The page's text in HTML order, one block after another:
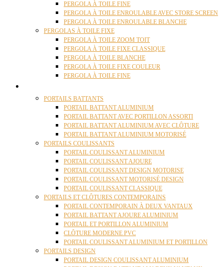
PERGOLA À TOILE FINE
PERGOLA À TOILE ENROULABLE AVEC STORE SCREEN
PERGOLA À TOILE ENROULABLE BLANCHE
PERGOLAS À TOILE FIXE
PERGOLA À TOILE ZOOM TOIT
PERGOLA À TOILE FIXE CLASSIQUE
PERGOLA À TOILE BLANCHE
PERGOLA À TOILE FIXE COULEUR
PERGOLA À TOILE FINE
PORTAILS BATTANTS
PORTAIL BATTANT ALUMINIUM
PORTAIL BATTANT AVEC PORTILLON ASSORTI
PORTAIL BATTANT ALUMINIUM AVEC CLÔTURE
PORTAIL BATTANT ALUMINIUM MOTORISÉ
PORTAILS COULISSANTS
PORTAIL COULISSANT ALUMINIUM
PORTAIL COULISSANT AJOURE
PORTAIL COULISSANT DESIGN MOTORISE
PORTAIL COULISSANT MOTORISÉ DESIGN
PORTAIL COULISSANT CLASSIQUE
PORTAILS ET CLÔTURES CONTEMPORAINS
PORTAIL CONTEMPORAIN À DEUX VANTAUX
PORTAIL BATTANT AJOURE ALUMINIUM
PORTAIL ET PORTILLON ALUMINIUM
CLÔTURE MODERNE PVC
PORTAIL COULISSANT ALUMINIUM ET PORTILLON
PORTAILS DESIGN
PORTAIL DESIGN COULISSANT ALUMINIUM